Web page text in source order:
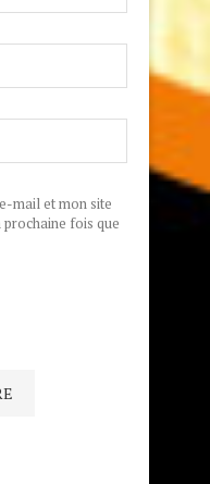
mail et mon site
fois que